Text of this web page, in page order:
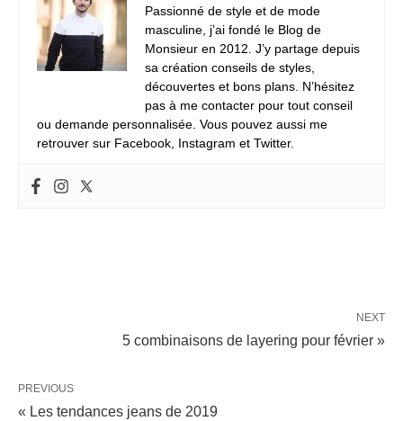
Passionné de style et de mode
masculine, j’ai fondé le Blog de
Monsieur en 2012. J’y partage depuis
sa création conseils de styles,
découvertes et bons plans. N’hésitez
pas à me contacter pour tout conseil
ou demande personnalisée. Vous pouvez aussi me
retrouver sur Facebook, Instagram et Twitter.
NEXT
5 combinaisons de layering pour février »
PREVIOUS
« Les tendances jeans de 2019